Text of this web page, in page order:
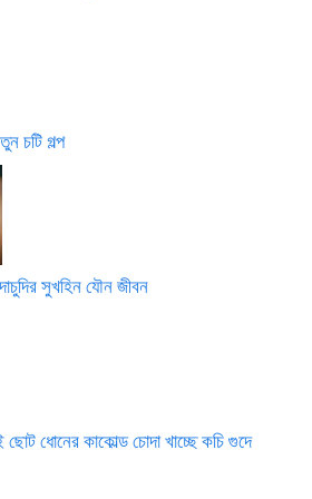
চটি গল্প
সুখহিন যৌন জীবন
ছোট ধোনের কাকোল্ড চোদা খাচ্ছে কচি গুদে